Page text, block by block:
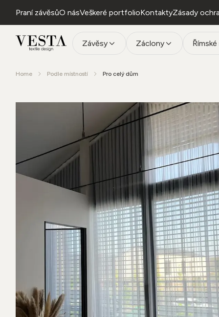
Praní závěsůO násVeškeré portfolioKontaktyZásady
Závěsy Záclony
Home Podle místností Pro celý dům